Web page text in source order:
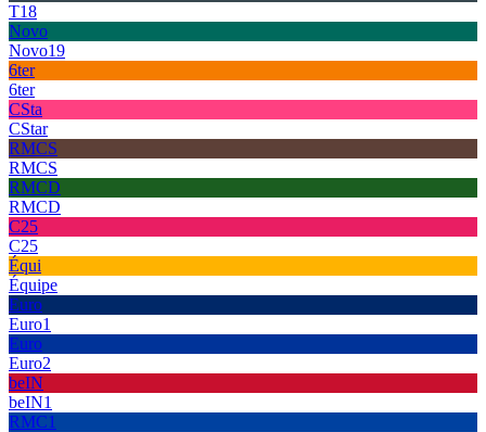
T18
Novo
Novo19
6ter
6ter
CSta
CStar
RMCS
RMCS
RMCD
RMCD
C25
C25
Équi
Équipe
Euro
Euro1
Euro
Euro2
beIN
beIN1
RMC1